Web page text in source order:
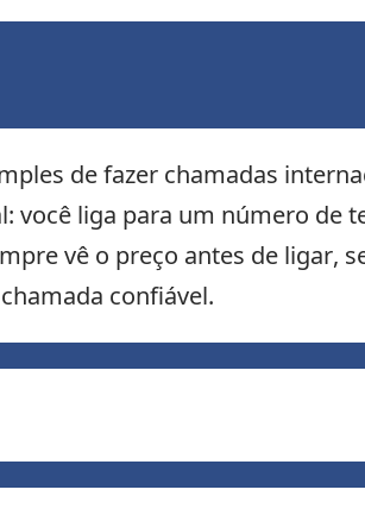
de fazer chamadas
você liga para um número de
vê o preço antes de ligar,
confiável.